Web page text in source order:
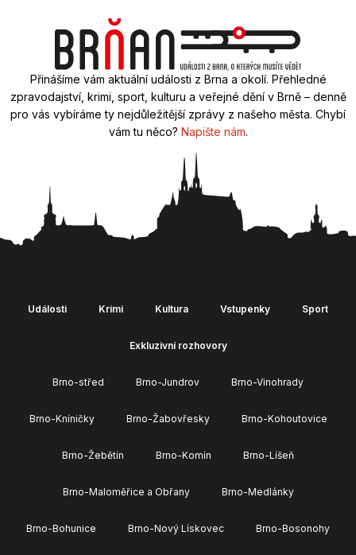
Přinášíme vám aktuální události z Brna a okolí. Přehledné
zpravodajství, krimi, sport, kulturu a veřejné dění v Brně – denně
pro vás vybíráme ty nejdůležitější zprávy z našeho města. Chybí
vám tu něco? Napište nám.
Události Krimi Kultura Vstupenky Sport
Exkluzivní rozhovory
Brno-střed Brno-Jundrov Brno-Vinohrady
Brno-Kníničky Brno-Žabovřesky Brno-Kohoutovice
Brno-Žebětín Brno-Komín Brno-Líšeň
Brno-Maloměřice a Obřany Brno-Medlánky
Brno-Bohunice Brno-Nový Lískovec Brno-Bosonohy